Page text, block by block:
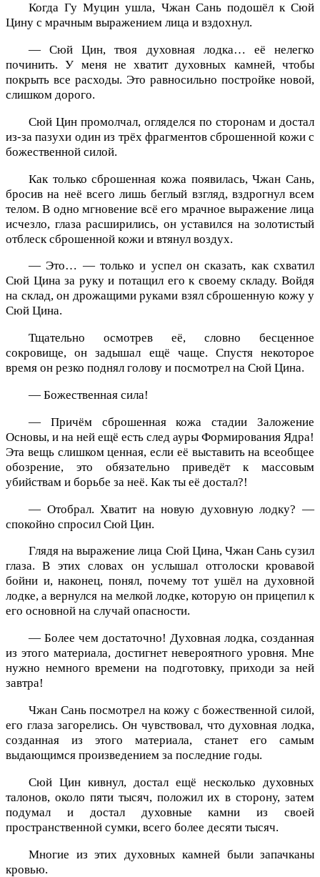
Когда Гу Муцин ушла, Чжан Сань подошёл к Сюй
Цину с мрачным выражением лица и вздохнул.
— Сюй Цин, твоя духовная лодка… её нелегко
починить. У меня не хватит духовных камней, чтобы
покрыть все расходы. Это равносильно постройке новой,
слишком дорого.
Сюй Цин промолчал, огляделся по сторонам и достал
из-за пазухи один из трёх фрагментов сброшенной кожи с
божественной силой.
Как только сброшенная кожа появилась, Чжан Сань,
бросив на неё всего лишь беглый взгляд, вздрогнул всем
телом. В одно мгновение всё его мрачное выражение лица
исчезло, глаза расширились, он уставился на золотистый
отблеск сброшенной кожи и втянул воздух.
— Это… — только и успел он сказать, как схватил
Сюй Цина за руку и потащил его к своему складу. Войдя
на склад, он дрожащими руками взял сброшенную кожу у
Сюй Цина.
Тщательно осмотрев её, словно бесценное
сокровище, он задышал ещё чаще. Спустя некоторое
время он резко поднял голову и посмотрел на Сюй Цина.
— Божественная сила!
— Причём сброшенная кожа стадии Заложение
Основы, и на ней ещё есть след ауры Формирования Ядра!
Эта вещь слишком ценная, если её выставить на всеобщее
обозрение, это обязательно приведёт к массовым
убийствам и борьбе за неё. Как ты её достал?!
— Отобрал. Хватит на новую духовную лодку? —
спокойно спросил Сюй Цин.
Глядя на выражение лица Сюй Цина, Чжан Сань сузил
глаза. В этих словах он услышал отголоски кровавой
бойни и, наконец, понял, почему тот ушёл на духовной
лодке, а вернулся на мелкой лодке, которую он прицепил к
его основной на случай опасности.
— Более чем достаточно! Духовная лодка, созданная
из этого материала, достигнет невероятного уровня. Мне
нужно немного времени на подготовку, приходи за ней
завтра!
Чжан Сань посмотрел на кожу с божественной силой,
его глаза загорелись. Он чувствовал, что духовная лодка,
созданная из этого материала, станет его самым
выдающимся произведением за последние годы.
Сюй Цин кивнул, достал ещё несколько духовных
талонов, около пяти тысяч, положил их в сторону, затем
подумал и достал духовные камни из своей
пространственной сумки, всего более десяти тысяч.
Многие из этих духовных камней были запачканы
кровью.